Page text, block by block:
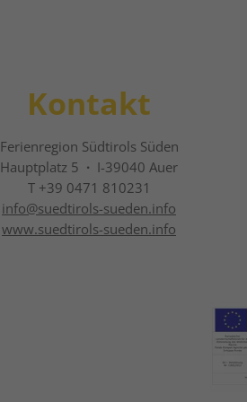
Kontakt
Ferienregion Südtirols Süden
Hauptplatz 5 · I-39040 Auer
T +39 0471 810231
info@suedtirols-sueden.info
www.suedtirols-sueden.info